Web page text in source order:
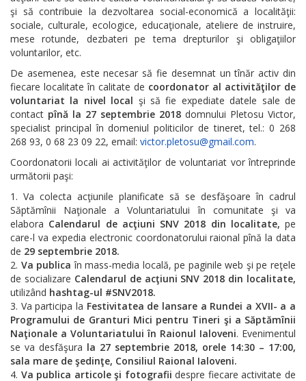
şi să contribuie la dezvoltarea social-economică a localităţii:
sociale, culturale, ecologice, educaţionale, ateliere de instruire,
mese rotunde, dezbateri pe tema drepturilor şi obligaţiilor
voluntarilor, etc.
De asemenea, este necesar să fie desemnat un tînăr activ din
fiecare localitate în calitate de coordonator al activităţilor de
voluntariat la nivel local şi să fie expediate datele sale de
contact pînă la 27 septembrie 2018 domnului Pletosu Victor,
specialist principal în domeniul politicilor de tineret, tel.: 0 268
268 93, 0 68 23 09 22, email: victor.pletosu@gmail.com.
Coordonatorii locali ai activităţilor de voluntariat vor întreprinde
următorii paşi:
Va colecta acţiunile planificate să se desfăşoare în cadrul
Săptămînii Naţionale a Voluntariatului în comunitate şi va
elabora Calendarul de acţiuni SNV 2018 din localitate, pe
care-l va expedia electronic coordonatorului raional pînă la data
de 29 septembrie 2018.
Va publica în mass-media locală, pe paginile web şi pe reţele
de socializare Calendarul de acţiuni SNV 2018 din localitate,
utilizând hashtag-ul #SNV2018.
Va participa la Festivitatea de lansare a Rundei a XVII- a a
Programului de Granturi Mici pentru Tineri şi a Săptămînii
Naţionale a Voluntariatului în Raionul Ialoveni. Evenimentul
se va desfăşura la 27 septembrie 2018, orele 14:30 – 17:00,
sala mare de şedinţe, Consiliul Raional Ialoveni.
Va publica articole şi fotografii despre fiecare activitate de